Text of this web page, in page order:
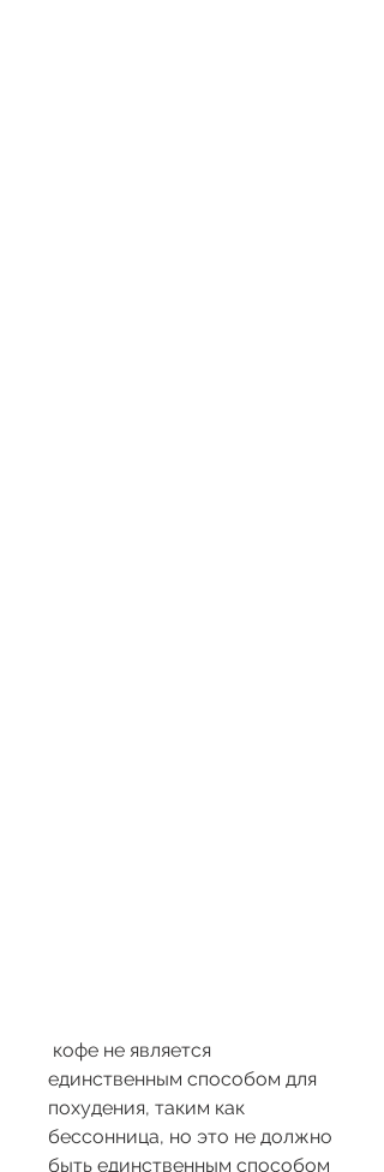
единственным способом для
похудения, таким как
бессонница, но это не должно
быть единственным способом